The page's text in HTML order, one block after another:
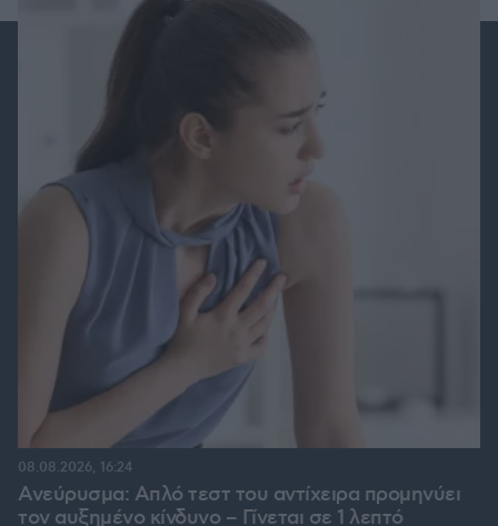
Ανεύρυσμα: Απλό τεστ του αντίχειρα προμηνύει
τον αυξημένο κίνδυνο – Γίνεται σε 1 λεπτό
08.08.2026, 16:24